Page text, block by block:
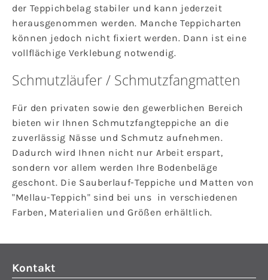
der Teppichbelag stabiler und kann jederzeit
herausgenommen werden. Manche Teppicharten
können jedoch nicht fixiert werden. Dann ist eine
vollflächige Verklebung notwendig.
Schmutzläufer / Schmutzfangmatten
Für den privaten sowie den gewerblichen Bereich
bieten wir Ihnen Schmutzfangteppiche an die
zuverlässig Nässe und Schmutz aufnehmen.
Dadurch wird Ihnen nicht nur Arbeit erspart,
sondern vor allem werden Ihre Bodenbeläge
geschont. Die Sauberlauf-Teppiche und Matten von
"Mellau-Teppich" sind bei uns in verschiedenen
Farben, Materialien und Größen erhältlich.
Kontakt